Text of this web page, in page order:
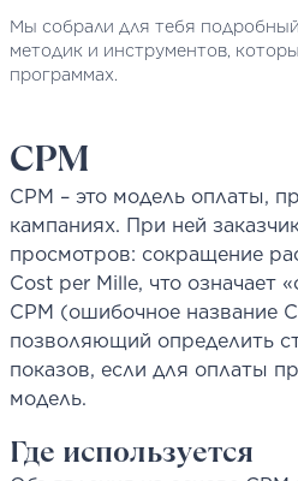
Мы собрали для тебя
методик и инструментов,
программах.
CPM
CPM – это модель оплаты,
кампаниях. При ней
просмотров: сокращение
Cost per Mille, что означает
CPM (ошибочное название
позволяющий определить
показов, если для оплаты
модель.
Где используется